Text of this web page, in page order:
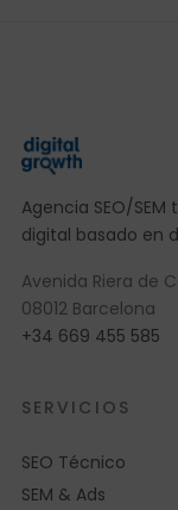
Agencia SEO/
digital basado en
Avenida Riera de
08012 Barcelona
+34 669 455 585
SERVICIOS
SEO Técnico
SEM & Ads